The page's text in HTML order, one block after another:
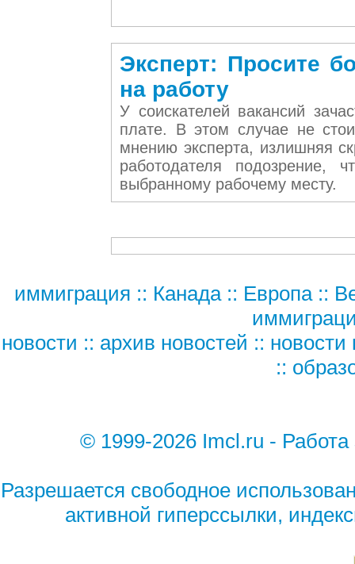
Эксперт: Просите
на работу
У соискателей вакансий
плате. В этом случае не
мнению эксперта, излишняя
работодателя подозрение,
выбранному рабочему месту.
иммиграция :: Канада:: Европа::
новости :: архив новостей :: новости
::
© 1999-2026 Imcl.ru - Работа
Разрешается свободное
активной гиперссылки,